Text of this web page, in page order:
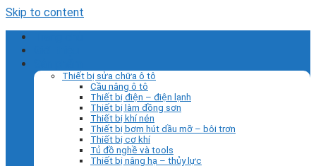
Skip to content
Thiết bị sửa chữa ô tô
Cầu nâng ô tô
Thiết bị điện – điện lạnh
Thiết bị làm đồng sơn
Thiết bị khí nén
Thiết bị bơm hút dầu mỡ – bôi trơn
Thiết bị cơ khí
Tủ đồ nghề và tools
Thiết bị nâng hạ – thủy lực